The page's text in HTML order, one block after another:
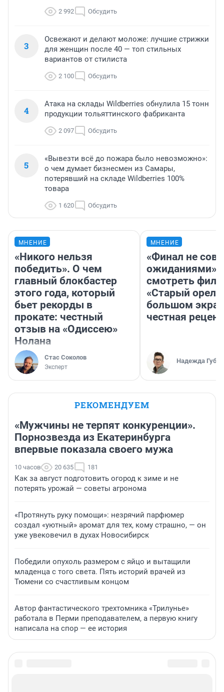
2 992 Обсудить
3
Освежают и делают моложе: лучшие стрижки
для женщин после 40 — топ стильных
вариантов от стилиста
2 100 Обсудить
4
Атака на склады Wildberries обнулила 15 тонн
продукции тольяттинского фабриканта
2 097 Обсудить
5
«Вывезти всё до пожара было невозможно»:
о чем думает бизнесмен из Самары,
потерявший на складе Wildberries 100%
товара
1 620 Обсудить
МНЕНИЕ
«Никого нельзя
победить». О чем
главный блокбастер
этого года, который
бьет рекорды в
прокате: честный
отзыв на «Одиссею»
Нолана
Стас Соколов
Эксперт
МНЕНИЕ
«Финал не
ожиданиями»:
смотреть
«Старый орел»
большом
честная
Надежда
РЕКОМЕНДУЕМ
«Мужчины не терпят конкуренции».
Порнозвезда из Екатеринбурга
впервые показала своего мужа
10 часов 20 635 181
Как за август подготовить огород к зиме и не
потерять урожай — советы агронома
«Протянуть руку помощи»: незрячий парфюмер
создал «уютный» аромат для тех, кому страшно, — он
уже увековечил в духах Новосибирск
Победили опухоль размером с яйцо и вытащили
младенца с того света. Пять историй врачей из
Тюмени со счастливым концом
Автор фантастического трехтомника «Трилунье»
работала в Перми преподавателем, а первую книгу
написала на спор — ее история